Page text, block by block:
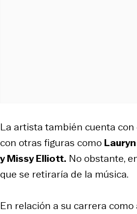
La artista también cuenta
con otras figuras como
y Missy Elliott. No obstante,
que se retiraría de la música.
En relación a su carrera